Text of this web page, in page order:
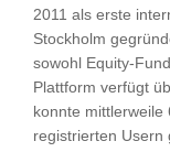
2011 als erste
Stockholm
sowohl Equity-
Plattform verfügt
konnte
registrierten Usern